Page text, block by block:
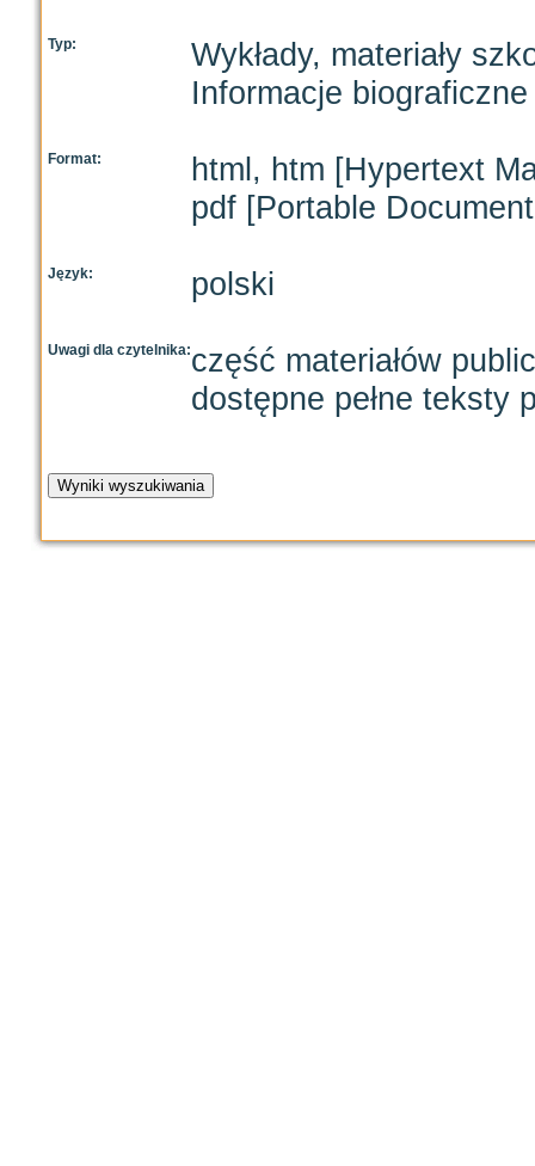
Typ:
Wykłady, materiały
Informacje biograficzne
Format:
html, htm [Hypertext
pdf [Portable
Język: polski
Uwagi dla czytelnika:część materiałów
dostępne pełne teksty